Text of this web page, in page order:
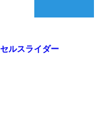
ルスライダー